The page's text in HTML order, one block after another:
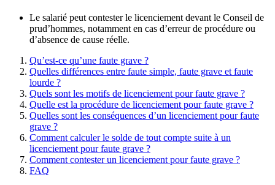
Le salarié peut contester le licenciement devant le Conseil de
prud’hommes, notamment en cas d’erreur de procédure ou
d’absence de cause réelle.
Qu’est-ce qu’une faute grave ?
Quelles différences entre faute simple, faute grave et faute
lourde ?
Quels sont les motifs de licenciement pour faute grave ?
Quelle est la procédure de licenciement pour faute grave ?
Quelles sont les conséquences d’un licenciement pour faute
grave ?
Comment calculer le solde de tout compte suite à un
licenciement pour faute grave ?
Comment contester un licenciement pour faute grave ?
FAQ